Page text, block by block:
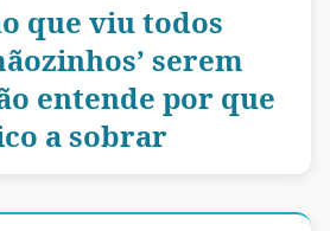
que viu todos
serem
entende por que
a sobrar